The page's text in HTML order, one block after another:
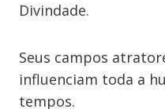
Divindade.
Seus campos
influenciam toda a
tempos.